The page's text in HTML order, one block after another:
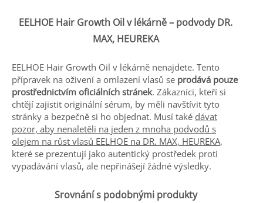
EELHOE Hair Growth Oil v lékárně – podvody DR.
MAX, HEUREKA
EELHOE Hair Growth Oil v lékárně nenajdete. Tento
přípravek na oživení a omlazení vlasů se prodává pouze
prostřednictvím oficiálních stránek. Zákazníci, kteří si
chtějí zajistit originální sérum, by měli navštívit tyto
stránky a bezpečně si ho objednat. Musí také dávat
pozor, aby nenaletěli na jeden z mnoha podvodů s
olejem na růst vlasů EELHOE na DR. MAX, HEUREKA,
které se prezentují jako autentický prostředek proti
vypadávání vlasů, ale nepřinášejí žádné výsledky.
Srovnání s podobnými produkty